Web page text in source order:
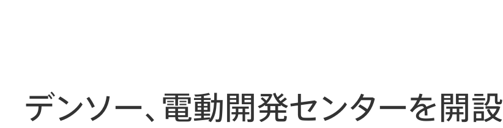
デンソー、電動開発センターを開設